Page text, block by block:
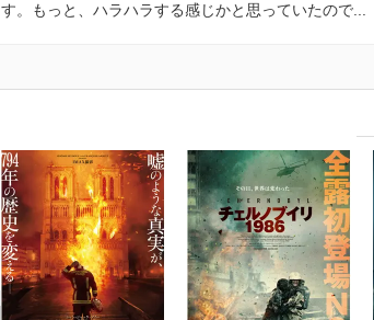
す。もっと、ハラハラする感じかと思っていたので...